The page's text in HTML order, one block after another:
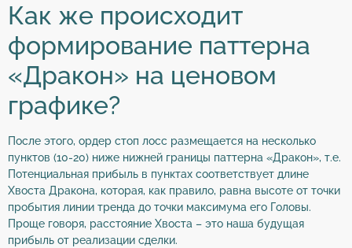
Как же происходит
формирование паттерна
«Дракон» на ценовом
графике?
После этого, ордер стоп лосс размещается на несколько
пунктов (10-20) ниже нижней границы паттерна «Дракон», т.е.
Потенциальная прибыль в пунктах соответствует длине
Хвоста Дракона, которая, как правило, равна высоте от точки
пробытия линии тренда до точки максимума его Головы.
Проще говоря, расстояние Хвоста – это наша будущая
прибыль от реализации сделки.